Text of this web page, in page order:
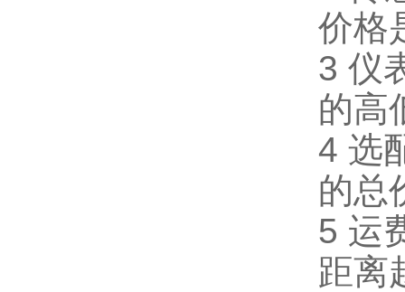
价格
3 仪
的高
4 选
的总
5 运
距离